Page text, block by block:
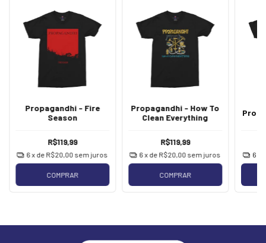
Propagandhi - Fire
Season
R$119,99
6x de R$20,00 sem juros
COMPRAR
Propagandhi - How To
Clean Everything
R$119,99
6 x de R$20,00 sem juros
COMPRAR
6